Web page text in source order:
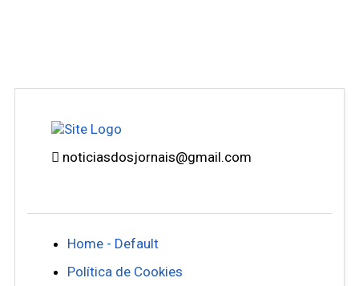
noticiasdosjornais@gmail.com
Home - Default
Política de Cookies